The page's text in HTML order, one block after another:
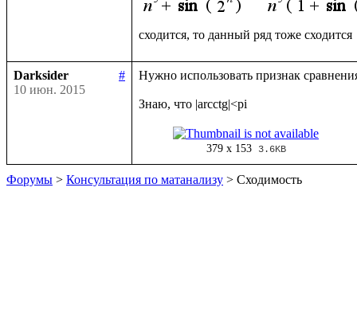
Darksider
#
10 июн. 2015
Нужно использовать признак
379 x 153 3.6KB
Форумы > Консультация по матанализу > Сходимость